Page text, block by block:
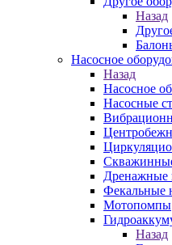
Назад
Насосное
Назад
Насосное
Насосные
Дренажные
Фекальные
Мотопомпы
Назад